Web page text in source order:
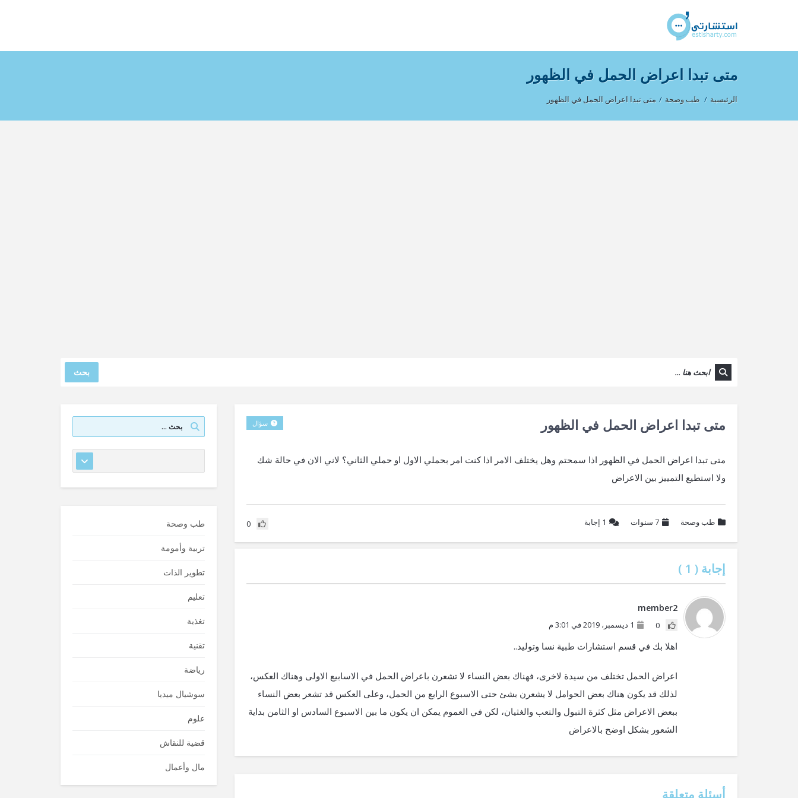
متى تبدا اعراض الحمل في الظهور
الرئيسية / طب وصحة / متى تبدا اعراض الحمل في الظهور
بحث
متى تبدا اعراض الحمل في الظهور سؤال
متى تبدا اعراض الحمل في الظهور اذا سمحتم وهل يختلف الامر اذا كنت امر بحملي الاول او حملي الثاني؟ لاني الان في حالة شك
ولا استطيع التمييز بين الاعراض
طب وصحة 7 سنوات 1 إجابة 0
إجابة ( 1
)
member2
0 1 ديسمبر، 2019 في 3:01 م
اهلا بك في قسم استشارات طبية نسا وتوليد..
اعراض الحمل تختلف من سيدة لاخرى، فهناك بعض النساء لا تشعرن باعراض الحمل في الاسابيع الاولى وهناك العكس،
لذلك قد يكون هناك بعض الحوامل لا يشعرن بشئ حتى الاسبوع الرابع من الحمل، وعلى العكس قد تشعر بعض النساء
ببعض الاعراض مثل كثرة التبول والتعب والغثيان، لكن في العموم يمكن ان يكون ما بين الاسبوع السادس او الثامن بداية
الشعور بشكل اوضح بالاعراض
أسئلة متعلقة
طب وصحة
تربية وأمومة
تطوير الذات
تعليم
تغذية
تقنية
رياضة
سوشيال ميديا
علوم
قضية للنقاش
مال وأعمال